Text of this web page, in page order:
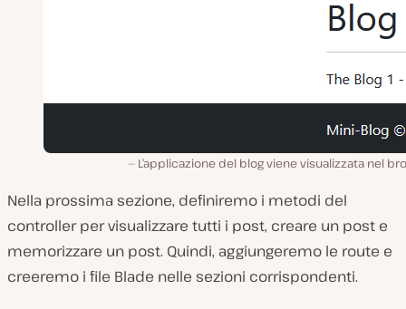
L’applicazione del blog viene visualizzata nel
Nella prossima sezione, definiremo i metodi del
controller per visualizzare tutti i post, creare un post e
memorizzare un post. Quindi, aggiungeremo le route e
creeremo i file Blade nelle sezioni corrispondenti.